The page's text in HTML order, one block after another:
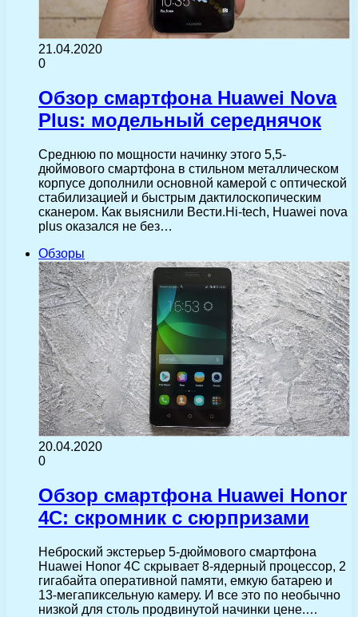
21.04.2020
0
Обзор смартфона Huawei Nova
Plus: модельный середнячок
Среднюю по мощности начинку этого 5,5-
дюймового смартфона в стильном металлическом
корпусе дополнили основной камерой с оптической
стабилизацией и быстрым дактилоскопическим
сканером. Как выяснили Вести.Hi-tech, Huawei nova
plus оказался не без…
Обзоры
20.04.2020
0
Обзор смартфона Huawei Honor
4C: скромник с сюрпризами
Неброский экстерьер 5-дюймового смартфона
Huawei Honor 4C скрывает 8-ядерный процессор, 2
гигабайта оперативной памяти, емкую батарею и
13-мегапиксельную камеру. И все это по необычно
низкой для столь продвинутой начинки цене.…